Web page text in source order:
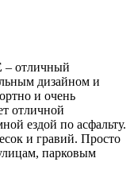
– отличный
дизайном и
и очень
отличной
ездой по асфальту.
и гравий. Просто
парковым